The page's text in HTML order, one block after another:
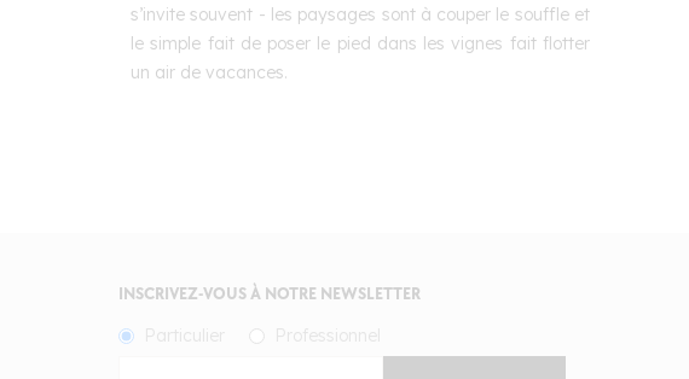
s’invite souvent - les paysages sont à couper le souffle et
le simple fait de poser le pied dans les vignes fait flotter
un air de vacances.
INSCRIVEZ-VOUS À NOTRE NEWSLETTER